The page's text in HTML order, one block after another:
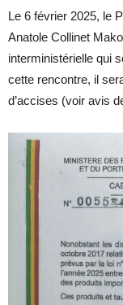
Le 6 février 2025, le
Anatole Collinet
interministérielle qui
cette rencontre, il
d’accises (voir avis